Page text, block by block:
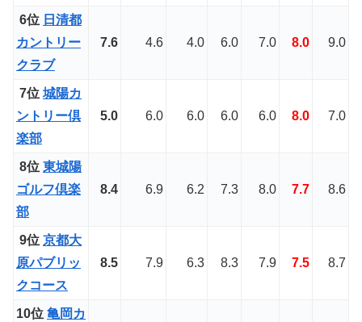
6位 日清都
カントリー
クラブ
7.6 4.6 4.0 6.0 7.0 8.0 9.0
7位 城陽カ
ントリー倶
楽部
5.0 6.0 6.0 6.0 6.0 8.0 7.0
8位 東城陽
ゴルフ倶楽
部
8.4 6.9 6.2 7.3 8.0 7.7 8.6
9位 京都大
原パブリッ
クコース
8.5 7.9 6.3 8.3 7.9 7.5 8.7
10位 亀岡カ